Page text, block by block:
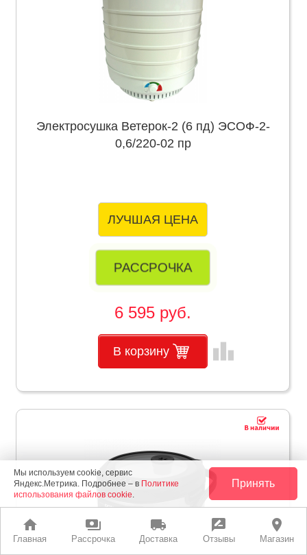
home
Главная
payments
Рассрочка
local_shipping
Доставка
rate_review
Отзывы
place
Магазин
Электросушка Ветерок-2 (6 пд) ЭСОФ-2-
0,6/220-02 пр
ЛУЧШАЯ ЦЕНА
РАССРОЧКА
6 595 руб.
В корзину leaderboard
Мы используем cookie, сервис
Яндекс.Метрика. Подробнее – в Политике
использования файлов cookie.
Принять